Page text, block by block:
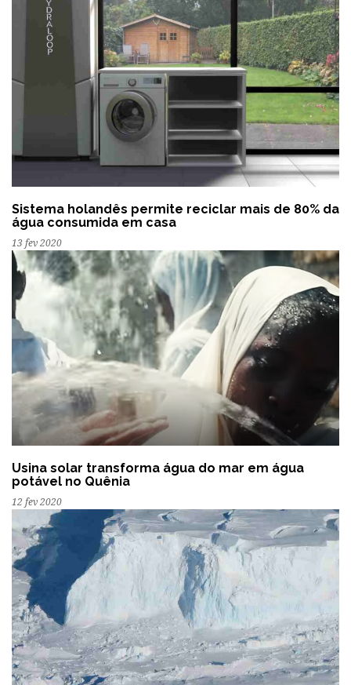
Sistema holandês permite reciclar mais de 80% da
água consumida em casa
13 fev 2020
Usina solar transforma água do mar em água
potável no Quênia
12 fev 2020